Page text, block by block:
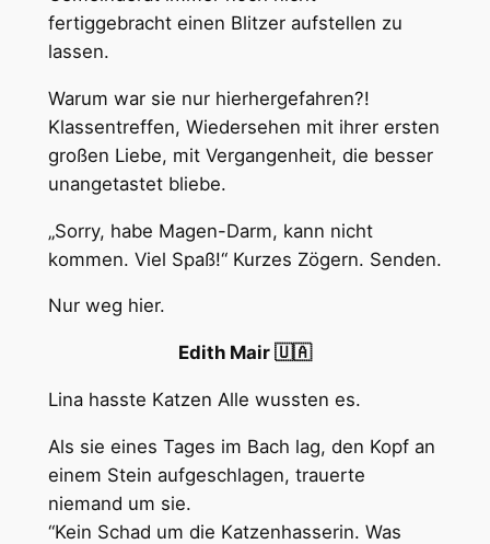
fertiggebracht einen Blitzer aufstellen zu
lassen.
Warum war sie nur hierhergefahren?!
Klassentreffen, Wiedersehen mit ihrer ersten
großen Liebe, mit Vergangenheit, die besser
unangetastet bliebe.
„Sorry, habe Magen-Darm, kann nicht
kommen. Viel Spaß!“ Kurzes Zögern. Senden.
Nur weg hier.
Edith Mair 🇺🇦
Lina hasste Katzen Alle wussten es.
Als sie eines Tages im Bach lag, den Kopf an
einem Stein aufgeschlagen, trauerte
niemand um sie.
“Kein Schad um die Katzenhasserin. Was